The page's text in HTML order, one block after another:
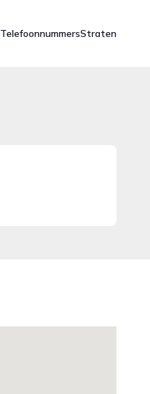
TelefoonnummersStraten